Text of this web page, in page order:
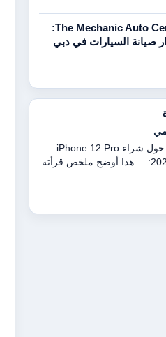
The Mechanic Auto Center:
صيانة السيارات في دبي
طحنون بن محمد: السيرة
عن قرب، وأقدر
هنا.